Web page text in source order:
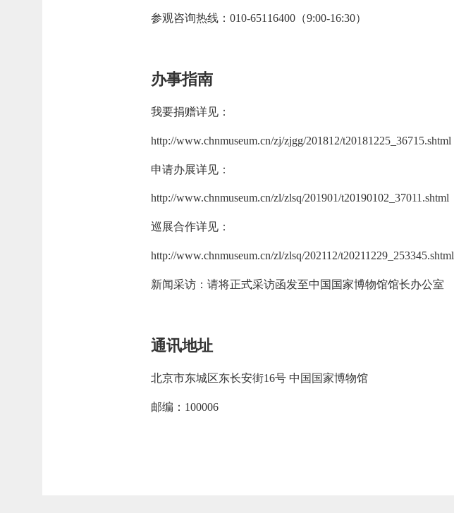
参观咨询热线：010-65116400（9:00-16:30）
办事指南
我要捐赠详见：
http://www.chnmuseum.cn/zj/zjgg/201812/t20181225_36715.shtml
申请办展详见：
http://www.chnmuseum.cn/zl/zlsq/201901/t20190102_37011.shtml
巡展合作详见：
http://www.chnmuseum.cn/zl/zlsq/202112/t20211229_253345.shtml
新闻采访：请将正式采访函发至中国国家博物馆馆长办公室
通讯地址
北京市东城区东长安街16号 中国国家博物馆
邮编：100006